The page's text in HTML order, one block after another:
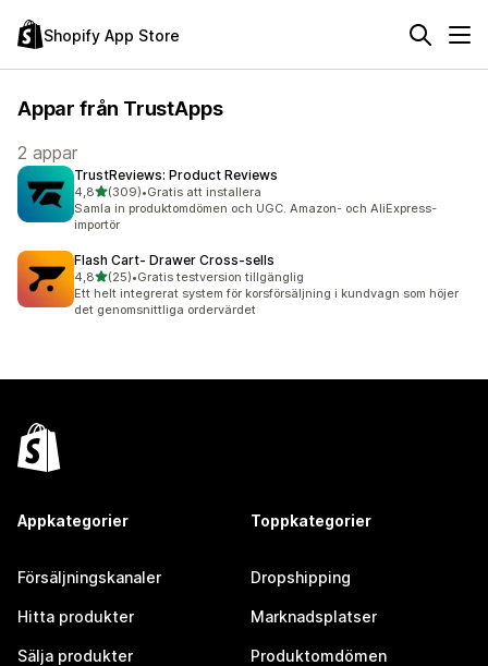
Shopify App Store
Appar från TrustApps
2 appar
TrustReviews: Product Reviews
4,8av 5 stjärnor
(309)
309 recensioner totalt
•Gratis att installera
Samla in produktomdömen och UGC. Amazon- och AliExpress-
importör
Flash Cart‑ Drawer Cross‑sells
4,8av 5 stjärnor
(25)
25 recensioner totalt
•Gratis testversion tillgänglig
Ett helt integrerat system för korsförsäljning i kundvagn som höjer
det genomsnittliga ordervärdet
Appkategorier
Försäljningskanaler
Hitta produkter
Sälja produkter
Toppkategorier
Dropshipping
Marknadsplatser
Produktomdömen